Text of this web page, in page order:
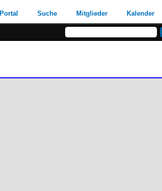
Portal Suche Mitglieder Kalender